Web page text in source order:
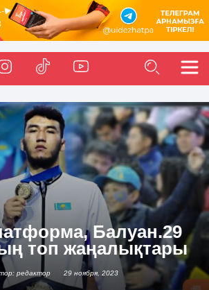
Балуан.29
топ жаңалықтары
редактор 29 ноября, 2023